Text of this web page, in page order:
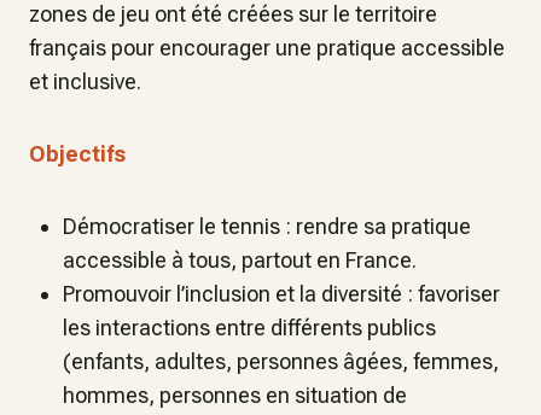
zones de jeu ont été créées sur le territoire
français pour encourager une pratique accessible
et inclusive.
Objectifs
Démocratiser le tennis : rendre sa pratique
accessible à tous, partout en France.
Promouvoir l’inclusion et la diversité : favoriser
les interactions entre différents publics
(enfants, adultes, personnes âgées, femmes,
hommes, personnes en situation de